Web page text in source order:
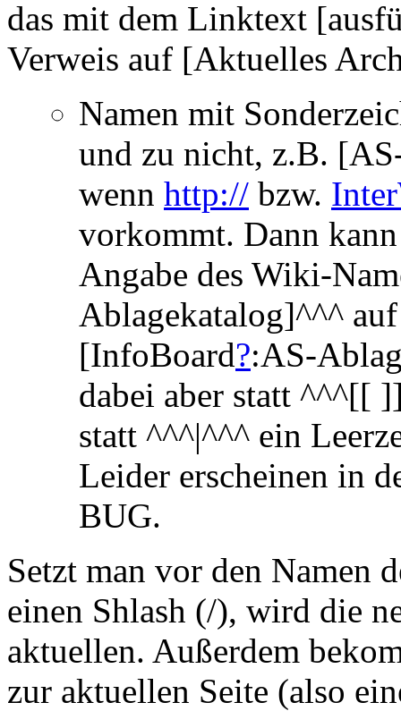
das mit dem Linktext
Verweis auf [Aktuelles
Namen mit
und zu nicht, z.B.
wenn http:// bzw.
vorkommt. Dann
Angabe des Wiki-
Ablagekatalog]^^^
[InfoBoard?:AS-
dabei aber statt ^^^[[
statt ^^^|^^^ ein
Leider erscheinen in
BUG.
Setzt man vor den Namen
einen Shlash (/), wird die
aktuellen. Außerdem
zur aktuellen Seite (also